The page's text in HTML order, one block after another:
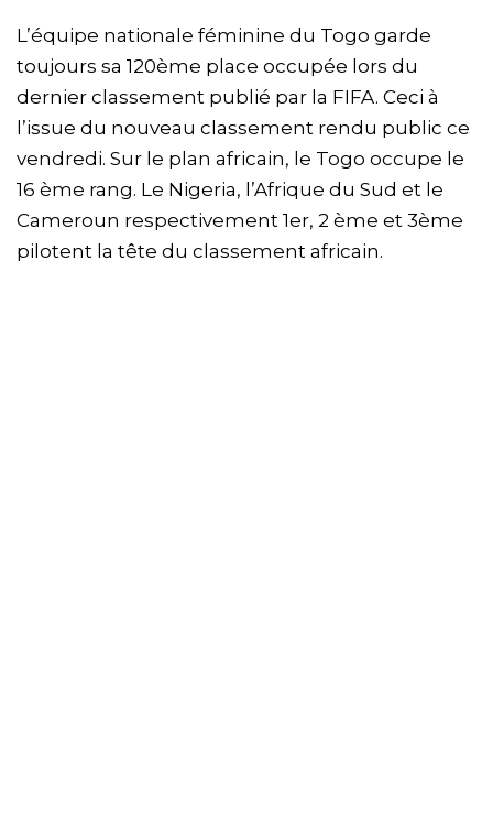
L’équipe nationale féminine du Togo garde
toujours sa 120ème place occupée lors du
dernier classement publié par la FIFA. Ceci à
l’issue du nouveau classement rendu public ce
vendredi. Sur le plan africain, le Togo occupe le
16 ème rang. Le Nigeria, l’Afrique du Sud et le
Cameroun respectivement 1er, 2 ème et 3ème
pilotent la tête du classement africain.